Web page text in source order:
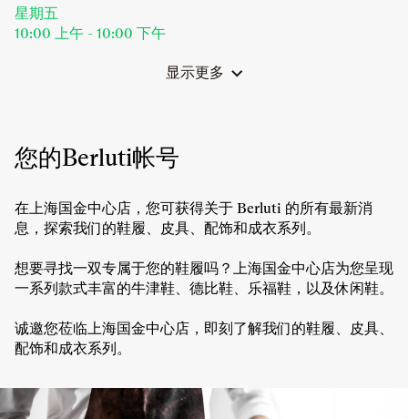
今
天
星期五
10:00 上午 - 10:00 下午
显示更多
和
金
中
店
的
营
时
间
您的Berluti帐号
在上海国金中心店，您可获得关于 Berluti 的所有最新消
息，探索我们的鞋履、皮具、配饰和成衣系列。
想要寻找一双专属于您的鞋履吗？上海国金中心店为您呈现
一系列款式丰富的牛津鞋、德比鞋、乐福鞋，以及休闲鞋。
诚邀您莅临上海国金中心店，即刻了解我们的鞋履、皮具、
配饰和成衣系列。